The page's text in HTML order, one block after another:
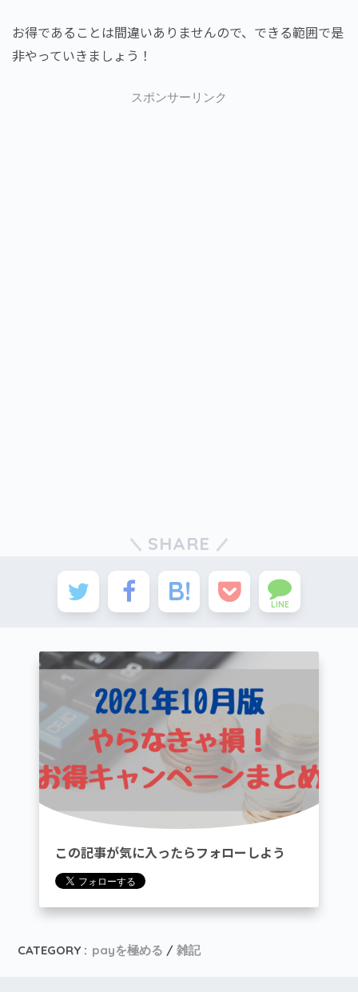
お得であることは間違いありませんので、できる範囲で是
非やっていきましょう！
スポンサーリンク
SHARE
LINE
この記事が気に入ったらフォローしよう
CATEGORY : payを極める 雑記